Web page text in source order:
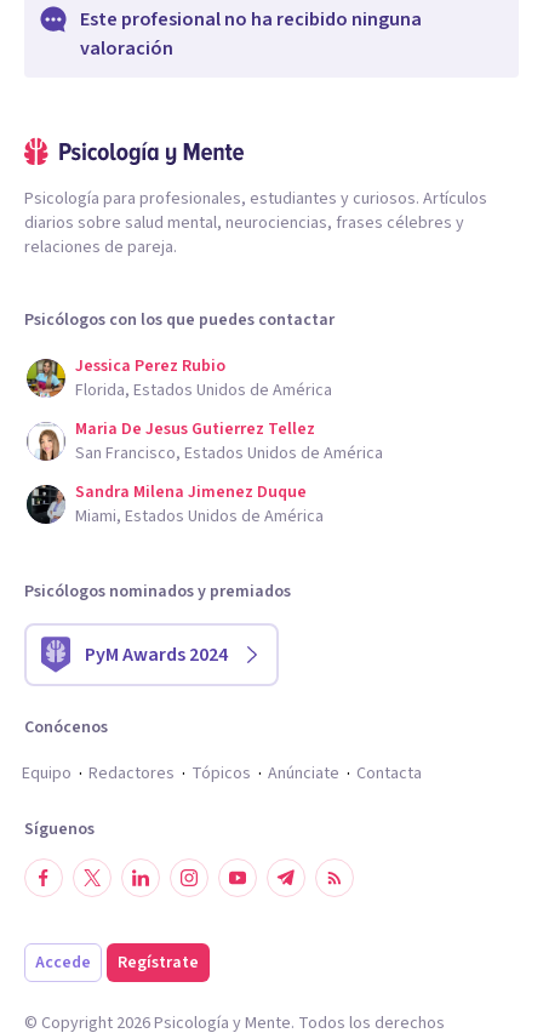
Este profesional no ha recibido ninguna
valoración
Psicología para profesionales, estudiantes y curiosos. Artículos
diarios sobre salud mental, neurociencias, frases célebres y
relaciones de pareja.
Psicólogos con los que puedes contactar
Jessica Perez Rubio
Florida, Estados Unidos de América
Maria De Jesus Gutierrez Tellez
San Francisco, Estados Unidos de América
Sandra Milena Jimenez Duque
Miami, Estados Unidos de América
Psicólogos nominados y premiados
PyM Awards 2024
Conócenos
Equipo
Redactores Tópicos Anúnciate Contacta
Síguenos
Accede Regístrate
© Copyright 2026Psicología y Mente. Todos los derechos